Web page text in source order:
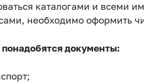
каталогами и всеми
необходимо оформить
документы: